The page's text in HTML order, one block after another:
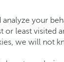
your
or least visited
we will not